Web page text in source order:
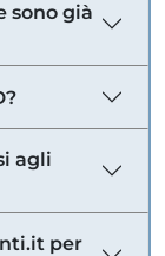
sono già
agli
per